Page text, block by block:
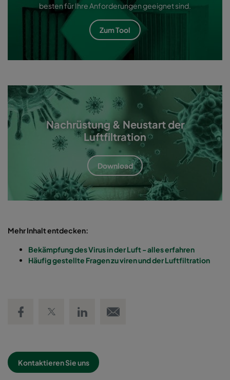
besten für Ihre Anforderungen geeignet sind.
Zum Tool
Nachrüstung & Neustart der
Luftfiltration
Download
Mehr Inhalt entdecken:
Bekämpfung des Virus in der Luft - alles erfahren
Häufig gestellte Fragen zu viren und der Luftfiltration
Kontaktieren Sie uns